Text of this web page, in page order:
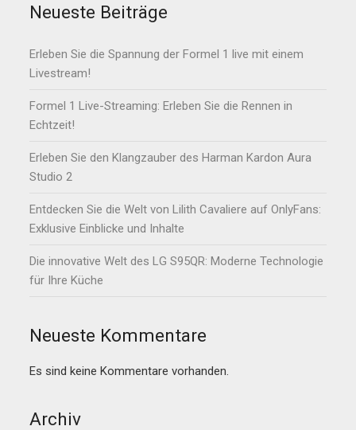
Neueste Beiträge
Erleben Sie die Spannung der Formel 1 live mit einem
Livestream!
Formel 1 Live-Streaming: Erleben Sie die Rennen in
Echtzeit!
Erleben Sie den Klangzauber des Harman Kardon Aura
Studio 2
Entdecken Sie die Welt von Lilith Cavaliere auf OnlyFans:
Exklusive Einblicke und Inhalte
Die innovative Welt des LG S95QR: Moderne Technologie
für Ihre Küche
Neueste Kommentare
Es sind keine Kommentare vorhanden.
Archiv